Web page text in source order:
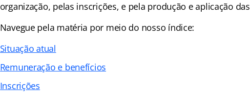
organização, pelas inscrições, e pela produção e aplicação
Navegue pela matéria por meio do nosso índice:
Situação atual
Remuneração e benefícios
Inscrições